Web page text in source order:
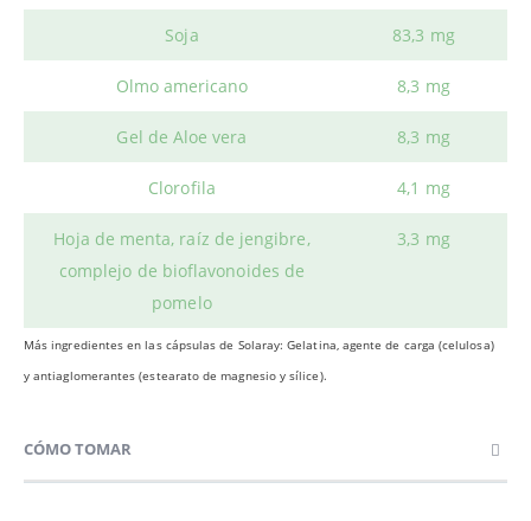
Soja 83,3 mg
Olmo americano 8,3 mg
Gel de Aloe vera 8,3 mg
Clorofila 4,1 mg
Hoja de menta, raíz de jengibre,
complejo de bioflavonoides de
pomelo
3,3 mg
Más ingredientes en las cápsulas de Solaray: Gelatina, agente de carga (celulosa)
y antiaglomerantes (estearato de magnesio y sílice).
CÓMO TOMAR